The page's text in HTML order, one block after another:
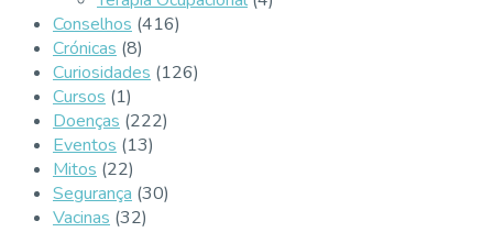
Conselhos (416)
Crónicas (8)
Curiosidades (126)
Cursos (1)
Doenças (222)
Eventos (13)
Mitos (22)
Segurança (30)
Vacinas (32)